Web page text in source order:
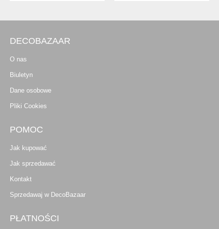
DECOBAZAAR
O nas
Biuletyn
Dane osobowe
Pliki Cookies
POMOC
Jak kupować
Jak sprzedawać
Kontakt
Sprzedawaj w DecoBazaar
PŁATNOŚCI